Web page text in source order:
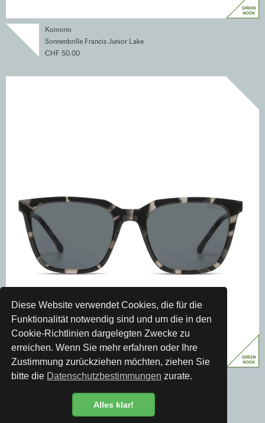
Diese Website verwendet Cookies, die für die
Funktionalität notwendig sind und um die in den
Cookie-Richtlinien dargelegten Zwecke zu
erreichen. Wenn Sie mehr erfahren oder Ihre
Zustimmung zurückziehen möchten, ziehen Sie
bitte die Datenschutzbestimmungen zurate.
Alles klar!
Komono
Sonnenbrille Francis Junior Lake
CHF 50.00
Komono